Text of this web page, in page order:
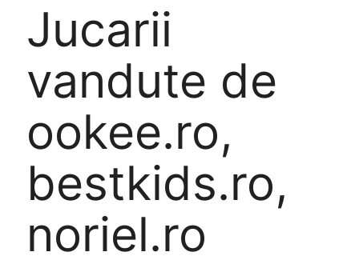
Jucarii
vandute de
ookee.ro,
bestkids.ro,
noriel.ro